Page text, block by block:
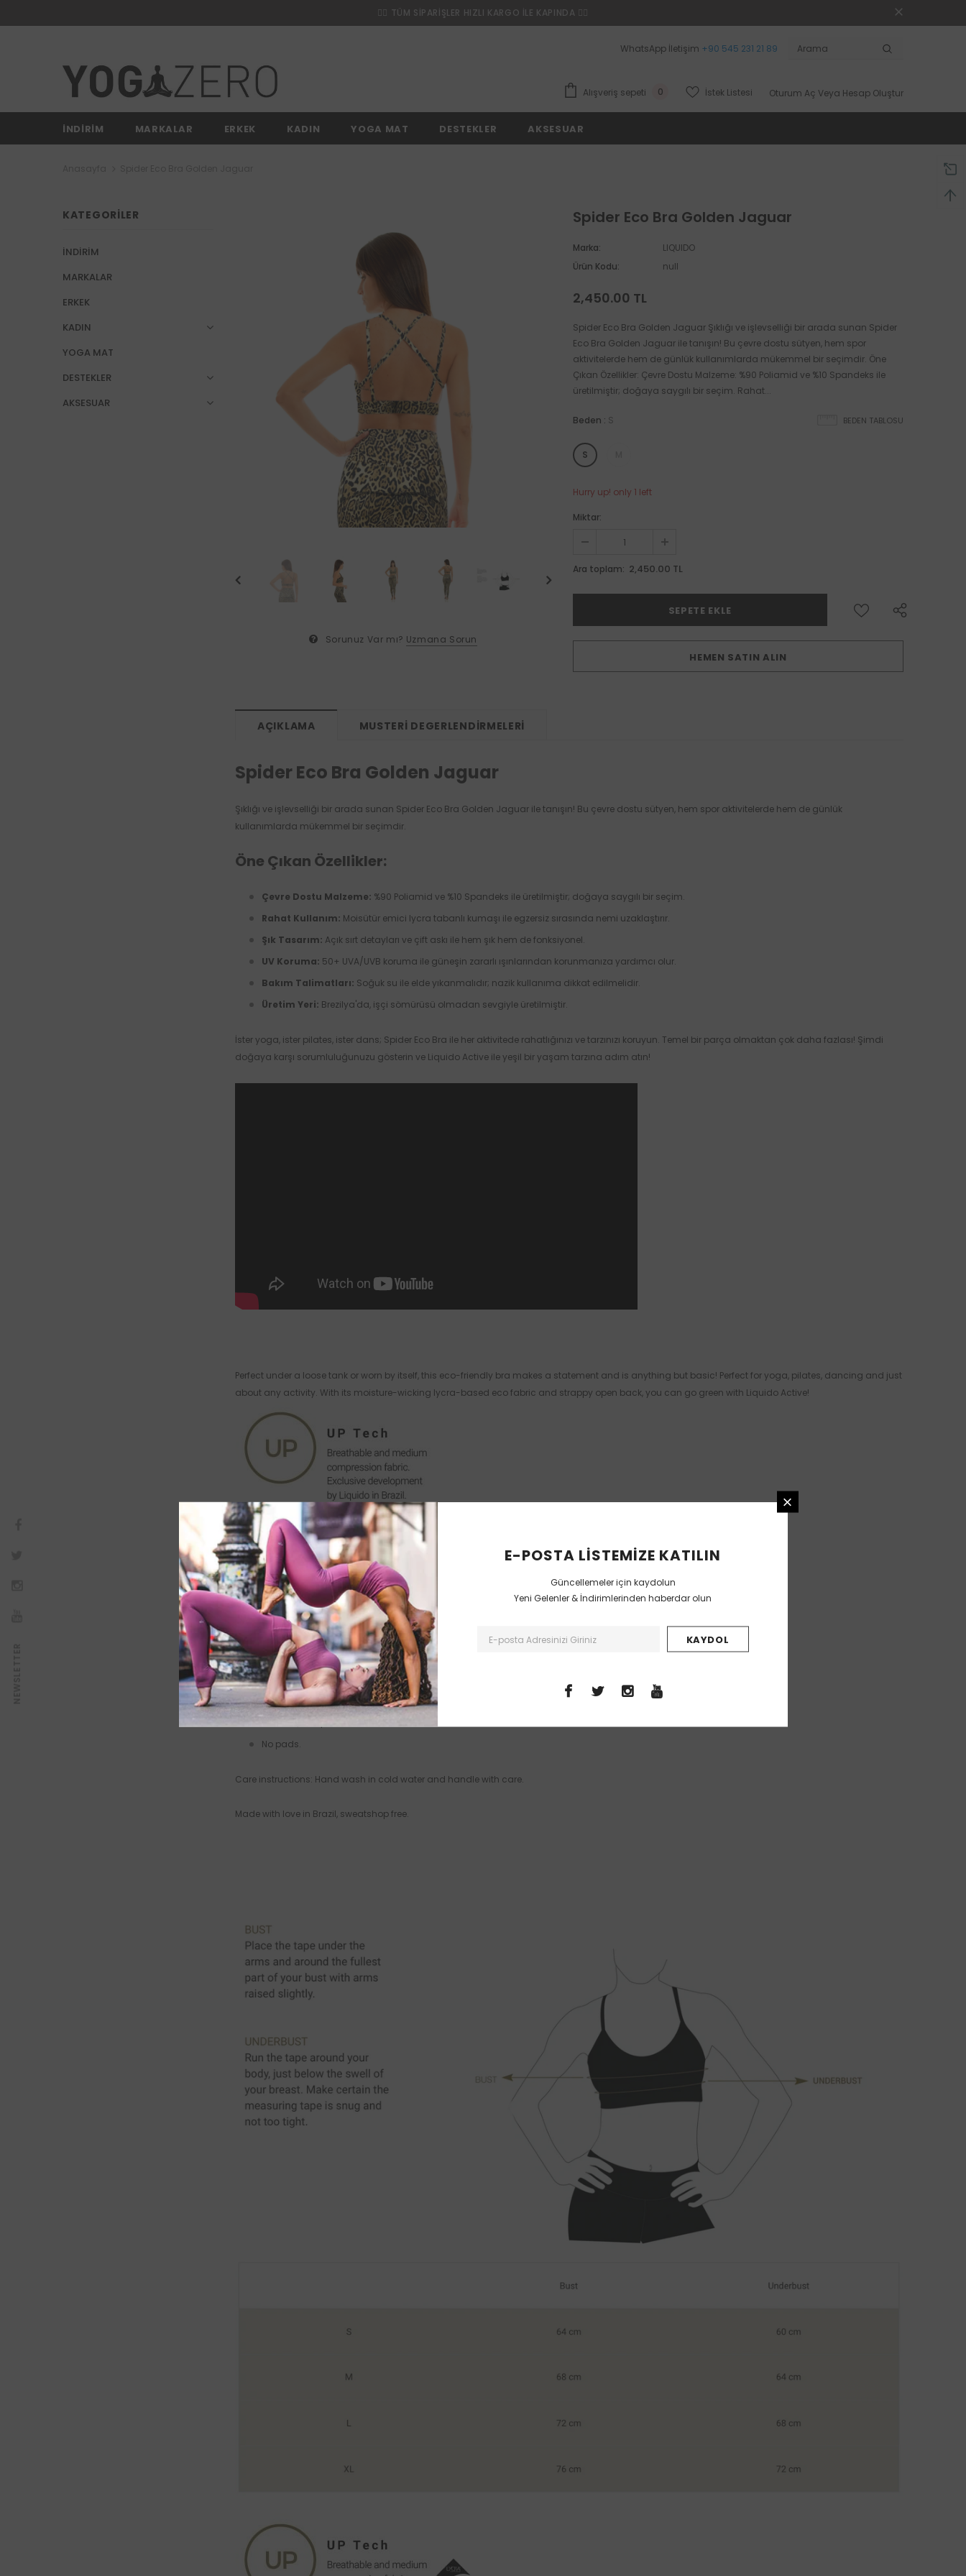
❤️‍🔥 TÜM SİPARİŞLER HIZLI KARGO İLE KAPINDA ❤️‍🔥
WhatsApp İletişim +90 545 231 21 89
Alışveriş sepeti 0 İstek Listesi Oturum Aç Veya Hesap Oluştur
İNDİRİM MARKALAR ERKEK KADIN YOGA MAT DESTEKLER AKSESUAR
KATEGORILER
İNDİRİM
MARKALAR
ERKEK
KADIN
YOGA MAT
DESTEKLER
AKSESUAR
Sorunuz Var mı? Uzmana Sorun
Spider Eco Bra Golden Jaguar
Marka:
LIQUIDO
Ürün Kodu:
null
2,450.00 TL
Spider Eco Bra Golden Jaguar Şıklığı ve işlevselliği bir arada sunan Spider
Eco Bra Golden Jaguar ile tanışın! Bu çevre dostu sütyen, hem spor
aktivitelerde hem de günlük kullanımlarda mükemmel bir seçimdir. Öne
Çıkan Özellikler: Çevre Dostu Malzeme: %90 Poliamid ve %10 Spandeks ile
üretilmiştir; doğaya saygılı bir seçim. Rahat...
BEDEN TABLOSU
Beden : S
S
Hurry up! only 1 left
Miktar:
Ara toplam: 2,450.00 TL
HEMEN SATIN ALIN
AÇIKLAMA MUSTERI DEGERLENDIRMELERI
Spider Eco Bra Golden Jaguar
Şıklığı ve işlevselliği bir arada sunan Spider Eco Bra Golden Jaguar ile tanışın! Bu çevre dostu sütyen, hem spor aktivitelerde hem de günlük
kullanımlarda mükemmel bir seçimdir.
Öne Çıkan Özellikler:
Çevre Dostu Malzeme: %90 Poliamid ve %10 Spandeks ile üretilmiştir; doğaya saygılı bir seçim.
Rahat Kullanım: Moisütür emici lycra tabanlı kumaşı ile egzersiz sırasında nemi uzaklaştırır.
Şık Tasarım: Açık sırt detayları ve çift askı ile hem şık hem de fonksiyonel.
UV Koruma: 50+ UVA/UVB koruma ile güneşin zararlı ışınlarından korunmanıza yardımcı olur.
Bakım Talimatları: Soğuk su ile elde yıkanmalıdır; nazik kullanıma dikkat edilmelidir.
Üretim Yeri: Brezilya'da, işçi sömürüsü olmadan sevgiyle üretilmiştir.
İster yoga, ister pilates, ister dans; Spider Eco Bra ile her aktivitede rahatlığınızı ve tarzınızı koruyun. Temel bir parça olmaktan çok daha fazlası! Şimdi
doğaya karşı sorumluluğunuzu gösterin ve Liquido Active ile yeşil bir yaşam tarzına adım atın!
Perfect under a loose tank or worn by itself, this eco-friendly bra makes a statement and is anything but basic! Perfect for yoga, pilates, dancing and just
about any activity. With its moisture-wicking lycra-based eco fabric and strappy open back, you can go green with Liquido Active!
Madewith Lycra.
Fabric: 90% Polyamide / 10% Spandex.
Twist front bra.
Double strap.
50+UVA/UVB protective.
No pads.
Care instructions: Hand wash in cold water and handle with care.
Made with love in Brazil, sweatshop free.
E-POSTA LISTEMIZE KATILIN
Güncellemeler için kaydolun
Yeni Gelenler & İndirimlerinden haberdar olun